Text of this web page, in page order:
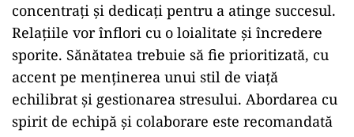
concentrați și dedicați pentru a atinge succesul.
Relațiile vor înflori cu o loialitate și încredere
sporite. Sănătatea trebuie să fie prioritizată, cu
accent pe menținerea unui stil de viață
echilibrat și gestionarea stresului. Abordarea cu
spirit de echipă și colaborare este recomandată